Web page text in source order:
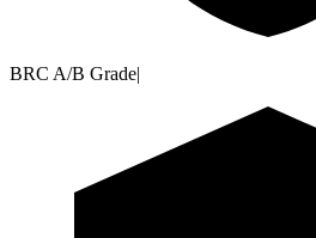
BRC A/B Grade|